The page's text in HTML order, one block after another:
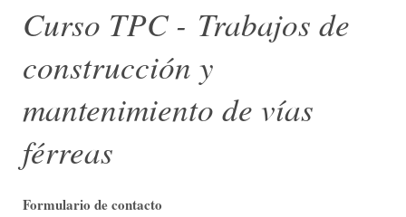
Curso TPC - Trabajos de
construcción y
mantenimiento de vías
férreas
Formulario de contacto